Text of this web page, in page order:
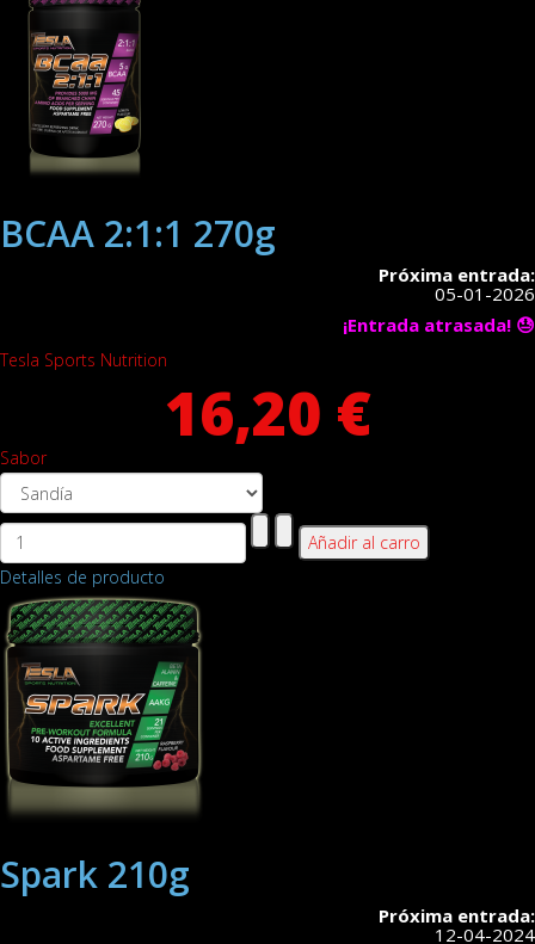
BCAA 2:1:1 270g
Próxima entrada:
05-01-2026
¡Entrada atrasada! 😓
Tesla Sports Nutrition
16,20 €
Sabor
Detalles de producto
Spark 210g
Próxima entrada:
12-04-2024